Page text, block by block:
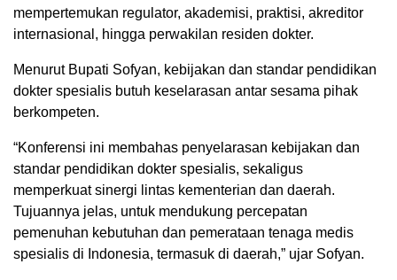
mempertemukan regulator, akademisi, praktisi, akreditor
internasional, hingga perwakilan residen dokter.
Menurut Bupati Sofyan, kebijakan dan standar pendidikan
dokter spesialis butuh keselarasan antar sesama pihak
berkompeten.
“Konferensi ini membahas penyelarasan kebijakan dan
standar pendidikan dokter spesialis, sekaligus
memperkuat sinergi lintas kementerian dan daerah.
Tujuannya jelas, untuk mendukung percepatan
pemenuhan kebutuhan dan pemerataan tenaga medis
spesialis di Indonesia, termasuk di daerah,” ujar Sofyan.